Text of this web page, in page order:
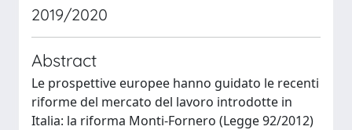
2019/2020
Abstract
Le prospettive europee hanno guidato le recenti
riforme del mercato del lavoro introdotte in
Italia: la riforma Monti-Fornero (Legge 92/2012)